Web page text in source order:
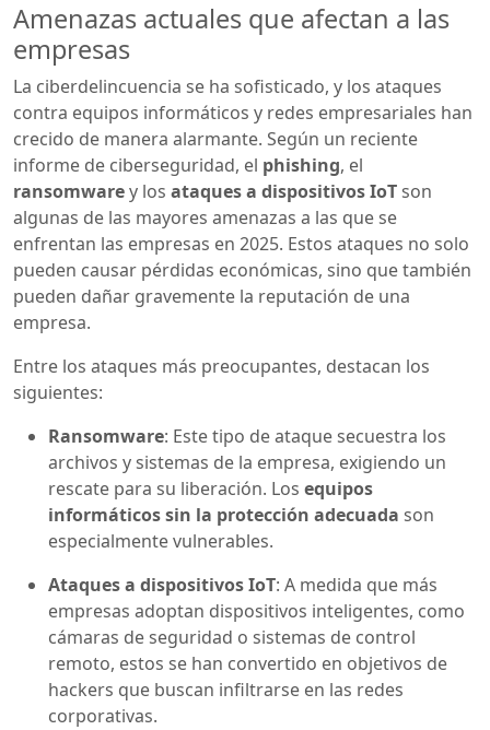
Amenazas actuales que afectan a las
empresas
La ciberdelincuencia se ha sofisticado, y los ataques
contra equipos informáticos y redes empresariales han
crecido de manera alarmante. Según un reciente
informe de ciberseguridad, el phishing, el
ransomwarey los ataques a dispositivos IoTson
algunas de las mayores amenazas a las que se
enfrentan las empresas en 2025. Estos ataques no solo
pueden causar pérdidas económicas, sino que también
pueden dañar gravemente la reputación de una
empresa.
Entre los ataques más preocupantes, destacan los
siguientes:
Ransomware: Este tipo de ataque secuestra los
archivos y sistemas de la empresa, exigiendo un
rescate para su liberación. Los equipos
informáticos sin la protección adecuada son
especialmente vulnerables.
Ataques a dispositivos IoT: A medida que más
empresas adoptan dispositivos inteligentes, como
cámaras de seguridad o sistemas de control
remoto, estos se han convertido en objetivos de
hackers que buscan infiltrarse en las redes
corporativas.